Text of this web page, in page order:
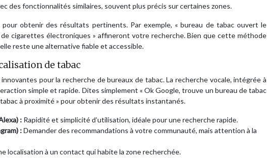
des fonctionnalités similaires, souvent plus précis sur certaines zones.
obtenir des résultats pertinents. Par exemple, « bureau de tabac ouvert le
de cigarettes électroniques » affineront votre recherche. Bien que cette méthode
reste une alternative fiable et accessible.
de tabac
pour la recherche de bureaux de tabac. La recherche vocale, intégrée à
simple et rapide. Dites simplement « Ok Google, trouve un bureau de tabac
à proximité » pour obtenir des résultats instantanés.
: Rapidité et simplicité d’utilisation, idéale pour une recherche rapide.
:Demander des recommandations à votre communauté, mais attention à la
localisation à un contact qui habite la zone recherchée.